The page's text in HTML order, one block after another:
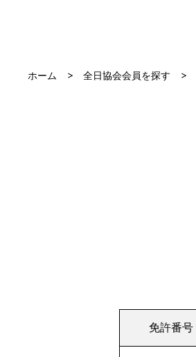
ホーム 全日協会会員を探す
免許番号